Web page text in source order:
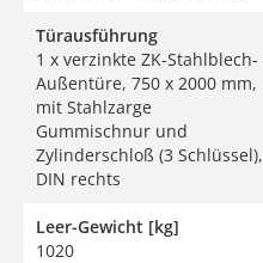
Türausführung
1 x verzinkte ZK-Stahlblech-
Außentüre, 750 x 2000 mm,
mit Stahlzarge
Gummischnur und
Zylinderschloß (3 Schlüssel),
DIN rechts
Leer-Gewicht [kg]
1020